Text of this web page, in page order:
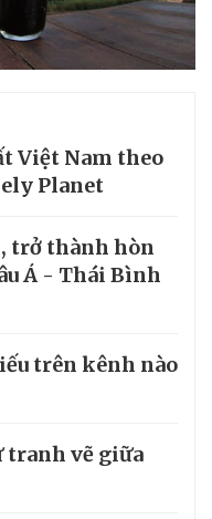
Việt Nam theo
Planet
trở thành hòn
Á - Thái Bình
trên kênh nào
tranh vẽ giữa